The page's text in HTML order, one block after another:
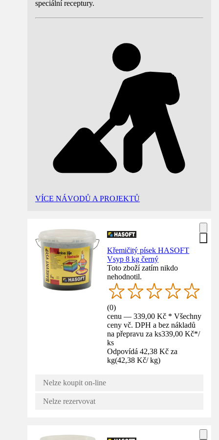
speciální receptury.
VÍCE NÁVODŮ A PROJEKTŮ
Křemičitý písek HASOFT
Vsyp 8 kg černý
Toto zboží zatím nikdo
nehodnotil.
(0)
cenu — 339,00 Kč * Všechny
ceny vč. DPH a bez nákladů
na přepravu za ks339,00 Kč*/
ks
Odpovídá 42,38 Kč za
kg(42,38 Kč/ kg)
Nelze koupit on-line
Nelze rezervovat